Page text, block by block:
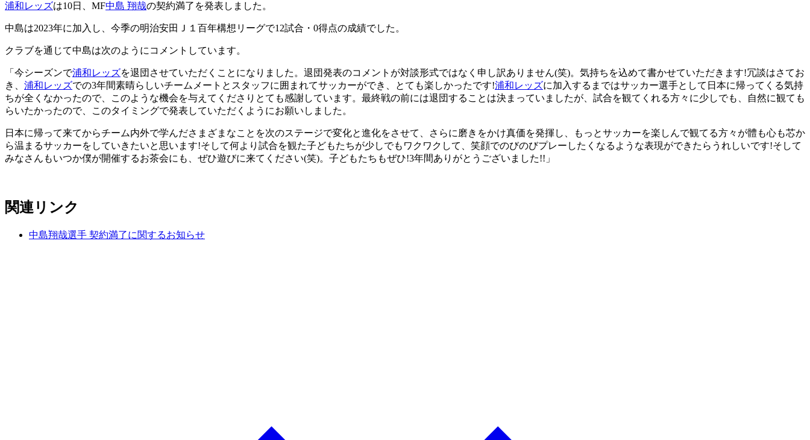
浦和レッズは10日、MF中島 翔哉の契約満了を発表しました。
中島は2023年に加入し、今季の明治安田Ｊ１百年構想リーグで12試合・0得点の成績でした。
クラブを通じて中島は次のようにコメントしています。
「今シーズンで浦和レッズを退団させていただくことになりました。退団発表のコメントが対談形式ではなく申し訳ありません(笑)。気持ちを込めて書かせていただきます!冗談はさてお
き、 浦和レッズでの3年間素晴らしいチームメートとスタッフに囲まれてサッカーができ、とても楽しかったです!浦和レッズに加入するまではサッカー選手として日本に帰ってくる気持
ちが全くなかったので、このような機会を与えてくださりとても感謝しています。最終戦の前には退団することは決まっていましたが、試合を観てくれる方々に少しでも、自然に観ても
らいたかったので、このタイミングで発表していただくようにお願いしました。
日本に帰って来てからチーム内外で学んださまざまなことを次のステージで変化と進化をさせて、さらに磨きをかけ真価を発揮し、もっとサッカーを楽しんで観てる方々が體も心も芯か
ら温まるサッカーをしていきたいと思います!そして何より試合を観た子どもたちが少しでもワクワクして、笑顔でのびのびプレーしたくなるような表現ができたらうれしいです!そして
みなさんもいつか僕が開催するお茶会にも、ぜひ遊びに来てください(笑)。子どもたちもぜひ!3年間ありがとうございました!!」
関連リンク
中島翔哉選手 契約満了に関するお知らせ